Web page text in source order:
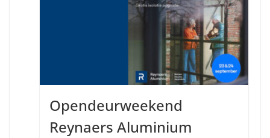
Opendeurweekend
Reynaers Aluminium